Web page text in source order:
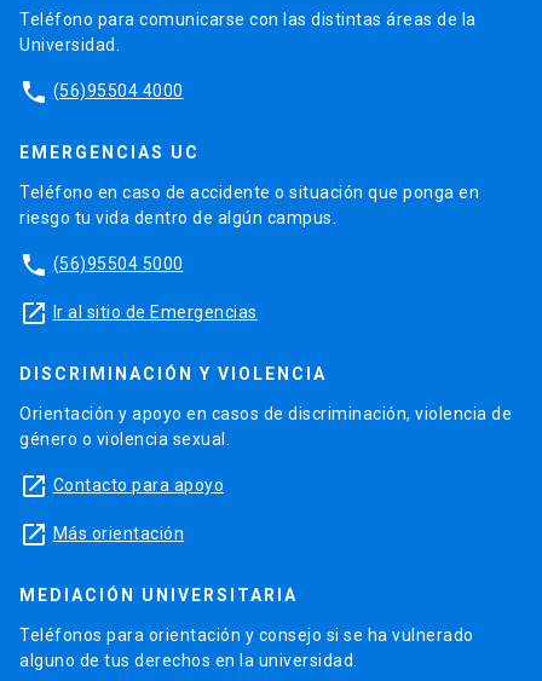
Teléfono para comunicarse con las distintas áreas de la
Universidad.
phone (56)95504 4000
EMERGENCIAS UC
Teléfono en caso de accidente o situación que ponga en
riesgo tu vida dentro de algún campus.
phone (56)95504 5000
launch Ir al sitio de Emergencias
DISCRIMINACIÓN Y VIOLENCIA
Orientación y apoyo en casos de discriminación, violencia de
género o violencia sexual.
launch Contacto para apoyo
launch Más orientación
MEDIACIÓN UNIVERSITARIA
Teléfonos para orientación y consejo si se ha vulnerado
alguno de tus derechos en la universidad.